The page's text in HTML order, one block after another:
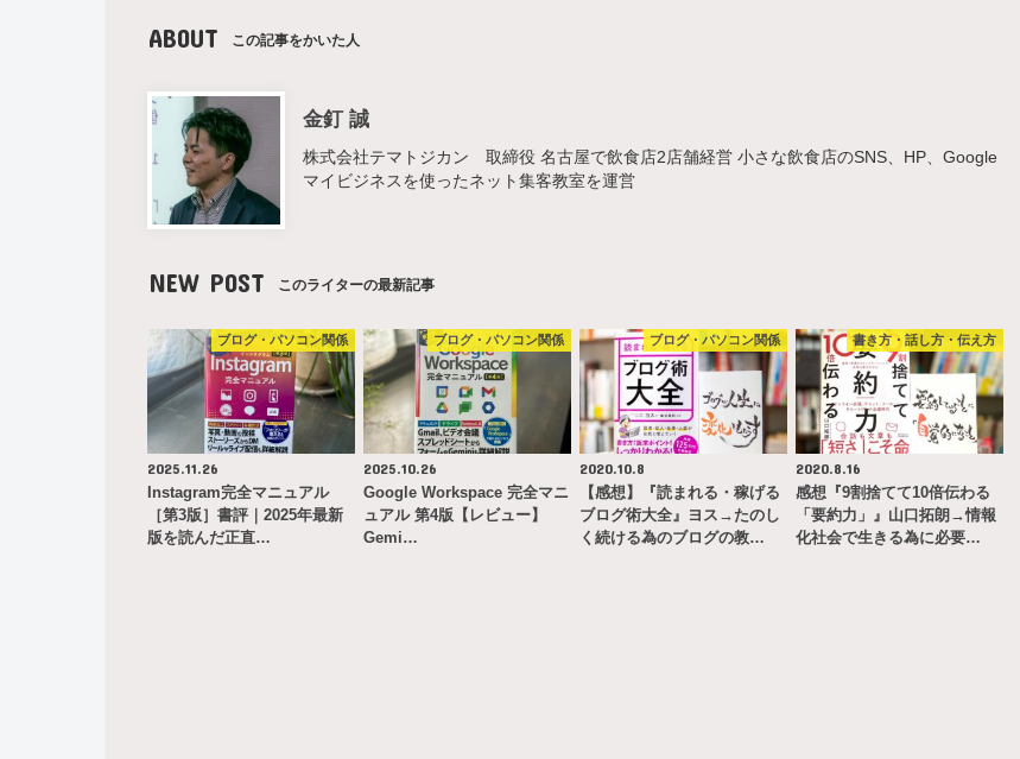
ABOUT この記事をかいた人
金釘 誠
株式会社テマトジカン 取締役 名古屋で飲食店2店舗経営 小さな飲食店のSNS、HP、Google
マイビジネスを使ったネット集客教室を運営
NEW POST このライターの最新記事
ブログ・パソコン関係
2025.11.26
Instagram完全マニュアル
［第3版］書評｜2025年最新
版を読んだ正直…
ブログ・パソコン関係
2025.10.26
Google Workspace 完全マニ
ュアル 第4版【レビュー】
Gemi…
ブログ・パソコン関係
2020.10.8
【感想】『読まれる・稼げる
ブログ術大全』ヨス→たのし
く続ける為のブログの教…
書き方・話し方・伝え方
2020.8.16
感想『9割捨てて10倍伝わる
「要約力」』山口拓朗→情報
化社会で生きる為に必要…